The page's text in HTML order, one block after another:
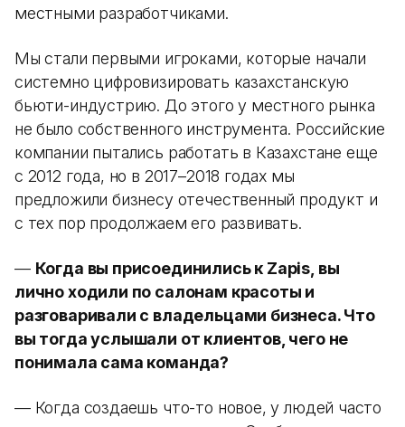
местными разработчиками.
Мы стали первыми игроками, которые начали
системно цифровизировать казахстанскую
бьюти-индустрию. До этого у местного рынка
не было собственного инструмента. Российские
компании пытались работать в Казахстане еще
с 2012 года, но в 2017–2018 годах мы
предложили бизнесу отечественный продукт и
с тех пор продолжаем его развивать.
— Когда вы присоединились к Zapis, вы
лично ходили по салонам красоты и
разговаривали с владельцами бизнеса. Что
вы тогда услышали от клиентов, чего не
понимала сама команда?
— Когда создаешь что-то новое, у людей часто